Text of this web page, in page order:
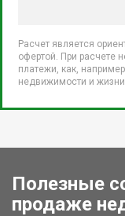
Расчет является
офертой. При расчете
платежи, как,
недвижимости и
Полезные
продаже